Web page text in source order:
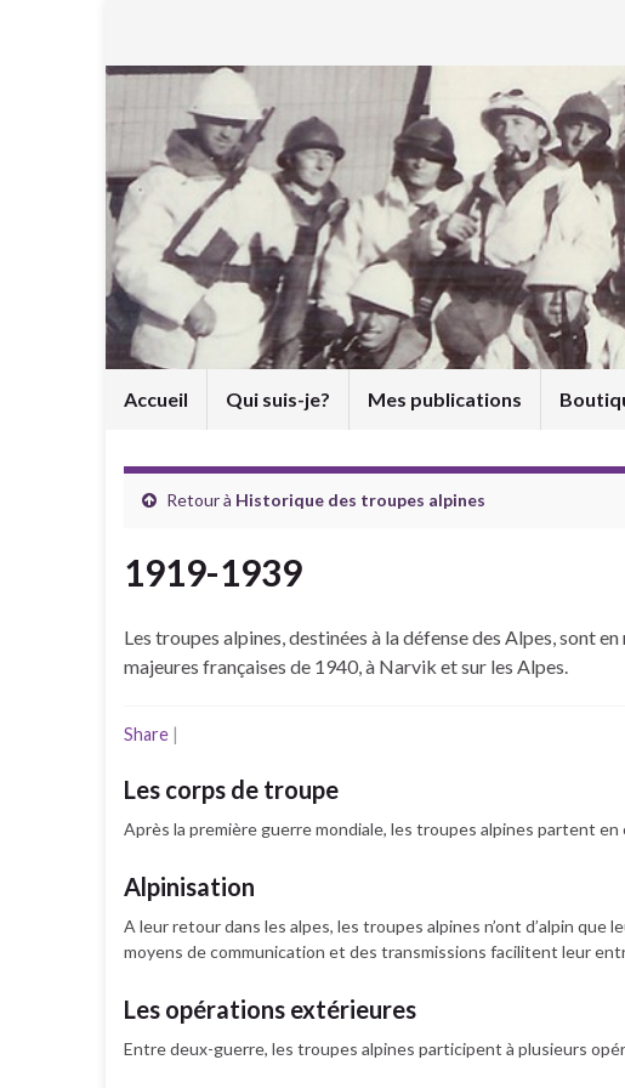
Accueil Qui suis-je? Mes publications
Retour à Historique des troupes alpines
1919-1939
Les troupes alpines, destinées à la défense des Alpes, sont
majeures françaises de 1940, à Narvik et sur les Alpes.
Share |
Les corps de troupe
Après la première guerre mondiale, les troupes alpines partent
Alpinisation
A leur retour dans les alpes, les troupes alpines n’ont d’alpin que
moyens de communication et des transmissions facilitent leur
Les opérations extérieures
Entre deux-guerre, les troupes alpines participent à plusieurs